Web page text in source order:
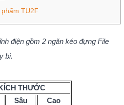
TU2F
điện gồm 2 ngăn kéo đựng File
bi.
THƯỚC
Sâu
Cao